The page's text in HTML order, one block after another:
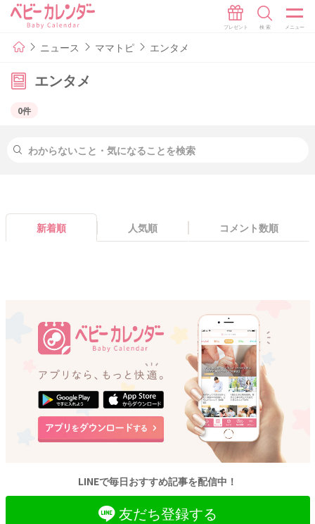
ニュース ママトピ エンタメ
エンタメ
0件
新着順 人気順 コメント数順
LINEで毎日おすすめ記事を配信中！
友だち登録する